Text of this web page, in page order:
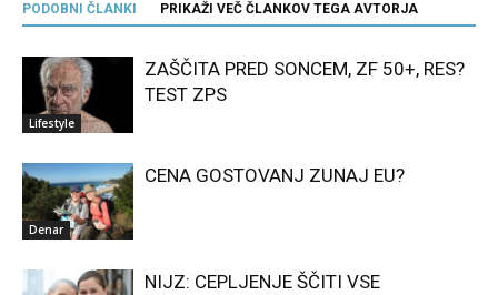
PODOBNI ČLANKI PRIKAŽI VEČ ČLANKOV TEGA AVTORJA
Lifestyle
ZAŠČITA PRED SONCEM, ZF 50+, RES?
TEST ZPS
Denar
CENA GOSTOVANJ ZUNAJ EU?
NIJZ: CEPLJENJE ŠČITI VSE